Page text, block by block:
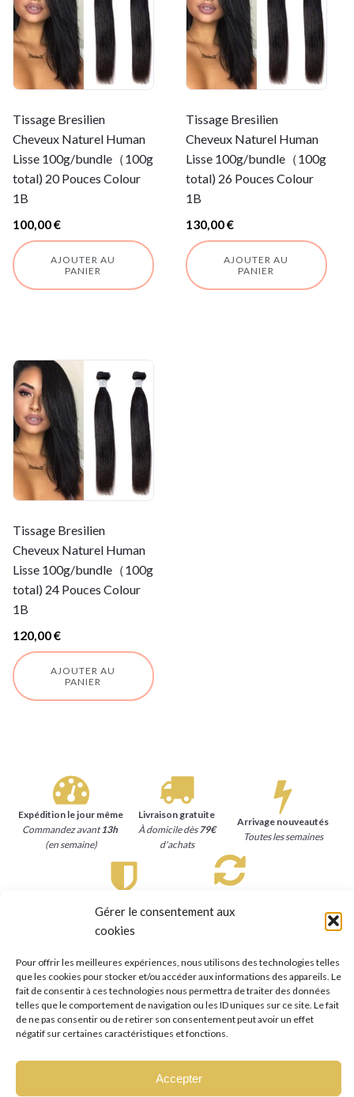
Gérer le consentement aux
cookies
Pour offrir les meilleures expériences, nous utilisons des technologies telles
que les cookies pour stocker et/ou accéder aux informations des appareils. Le
fait de consentir à ces technologies nous permettra de traiter des données
telles que le comportement de navigation ou les ID uniques sur ce site. Le fait
de ne pas consentir ou de retirer son consentement peut avoir un effet
négatif sur certaines caractéristiques et fonctions.
Accepter
Tissage Bresilien
Cheveux Naturel Human
Lisse 100g/bundle（100g
total) 20 Pouces Colour
1B
100,00€
AJOUTER AU
PANIER
Tissage Bresilien
Cheveux Naturel Human
Lisse 100g/bundle（100g
total) 26 Pouces Colour
1B
130,00€
AJOUTER AU
PANIER
Tissage Bresilien
Cheveux Naturel Human
Lisse 100g/bundle（100g
total) 24 Pouces Colour
1B
120,00€
AJOUTER AU
PANIER
Expédition le jour même
Commandez avant13h
(en semaine)
Livraison gratuite
À domicile dès 79€
d'achats
Arrivage nouveautés
Toutes les semaines
Carte bancaire, Paypal
15 jourspour se faire